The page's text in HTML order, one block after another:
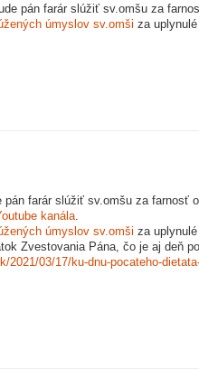
pán farár slúžiť sv.omšu za
úmyslov sv.omši za uplynulé
pán farár slúžiť sv.omšu za farnosť
kanála
úmyslov sv.omši za uplynulé
Zvestovania Pána, čo je aj deň
2021/03/17/ku-dnu-pocateho-